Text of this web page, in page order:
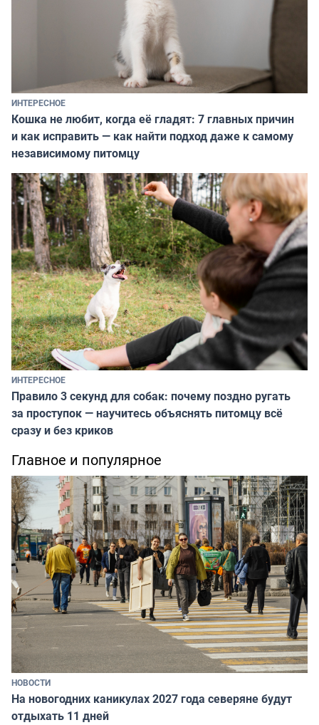
ИНТЕРЕСНОЕ
Кошка не любит, когда её гладят: 7 главных причин
и как исправить — как найти подход даже к самому
независимому питомцу
ИНТЕРЕСНОЕ
Правило 3 секунд для собак: почему поздно ругать
за проступок — научитесь объяснять питомцу всё
сразу и без криков
Главное и популярное
НОВОСТИ
На новогодних каникулах 2027 года северяне будут
отдыхать 11 дней